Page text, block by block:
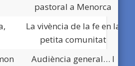
pastoral a Menorca
La vivència de la fe en la
petita comunitat
Audiència general… I